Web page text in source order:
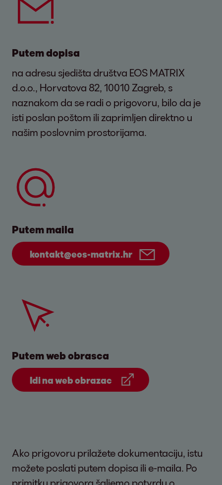
Putem dopisa
na adresu sjedišta društva EOS MATRIX
d.o.o., Horvatova 82, 10010 Zagreb, s
naznakom da se radi o prigovoru, bilo da je
isti poslan poštom ili zaprimljen direktno u
našim poslovnim prostorijama.
Putem maila
kontakt@eos-matrix.hr
Putem web obrasca
Idi na web obrazac
Ako prigovoru prilažete dokumentaciju, istu
možete poslati putem dopisa ili e-maila. Po
primitku prigovora šaljemo potvrdu o